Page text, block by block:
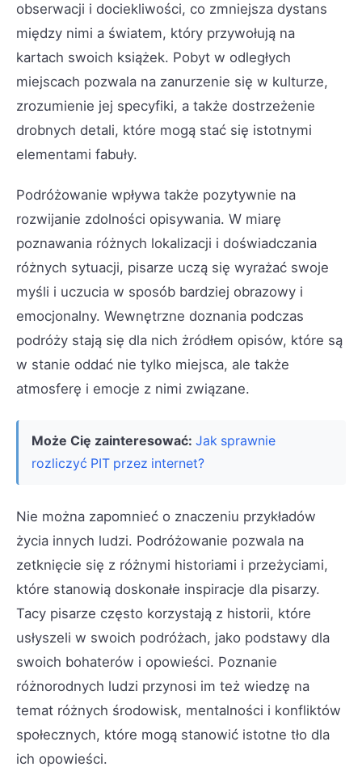
obserwacji i dociekliwości, co zmniejsza dystans
między nimi a światem, który przywołują na
kartach swoich książek. Pobyt w odległych
miejscach pozwala na zanurzenie się w kulturze,
zrozumienie jej specyfiki, a także dostrzeżenie
drobnych detali, które mogą stać się istotnymi
elementami fabuły.
Podróżowanie wpływa także pozytywnie na
rozwijanie zdolności opisywania. W miarę
poznawania różnych lokalizacji i doświadczania
różnych sytuacji, pisarze uczą się wyrażać swoje
myśli i uczucia w sposób bardziej obrazowy i
emocjonalny. Wewnętrzne doznania podczas
podróży stają się dla nich żródłem opisów, które są
w stanie oddać nie tylko miejsca, ale także
atmosferę i emocje z nimi związane.
Może Cię zainteresować: Jak sprawnie
rozliczyć PIT przez internet?
Nie można zapomnieć o znaczeniu przykładów
życia innych ludzi. Podróżowanie pozwala na
zetknięcie się z różnymi historiami i przeżyciami,
które stanowią doskonałe inspiracje dla pisarzy.
Tacy pisarze często korzystają z historii, które
usłyszeli w swoich podróżach, jako podstawy dla
swoich bohaterów i opowieści. Poznanie
różnorodnych ludzi przynosi im też wiedzę na
temat różnych środowisk, mentalności i konfliktów
społecznych, które mogą stanowić istotne tło dla
ich opowieści.